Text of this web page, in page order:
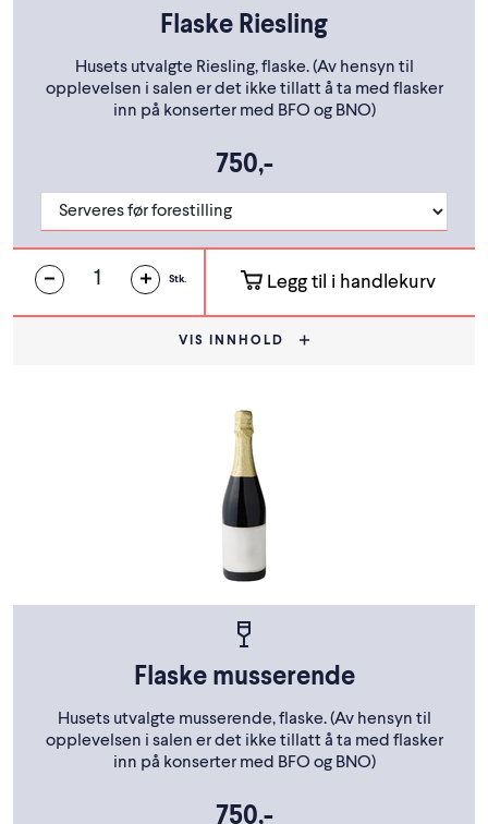
Flaske Riesling
Husets utvalgte Riesling, flaske. (Av hensyn til
opplevelsen i salen er det ikke tillatt å ta med flasker
inn på konserter med BFO og BNO)
750,-
Stk. Legg til i handlekurv
VIS INNHOLD
Flaske musserende
Husets utvalgte musserende, flaske. (Av hensyn til
opplevelsen i salen er det ikke tillatt å ta med flasker
inn på konserter med BFO og BNO)
750,-